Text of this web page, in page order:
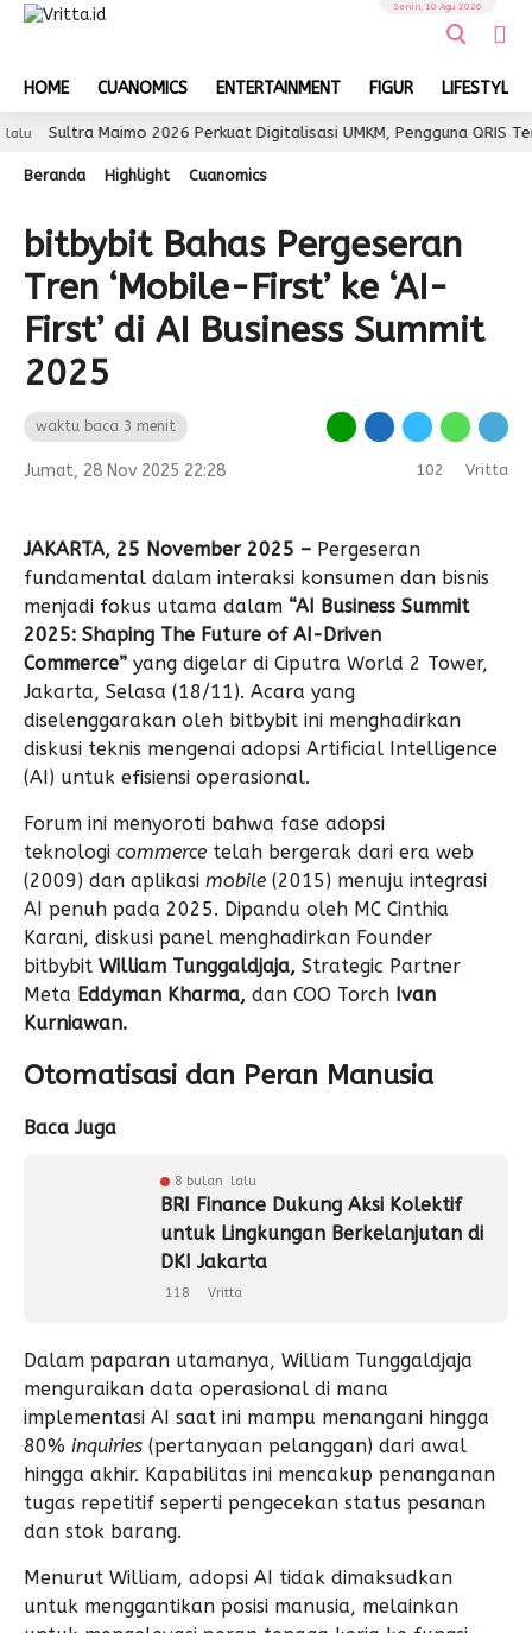
HOME CUANOMICS ENTERTAINMENT FIGUR LIFESTYLE
Senin, 10 Agu 2026
Maimo 2026 Perkuat Digitalisasi UMKM, Pengguna QRIS Tembus 350
Beranda Highlight Cuanomics
bitbybit Bahas Pergeseran
Tren ‘Mobile-First’ ke ‘AI-
First’ di AI Business Summit
2025
waktu baca 3 menit
Jumat, 28 Nov 2025 22:28 102 Vritta
JAKARTA, 25 November 2025 – Pergeseran
fundamental dalam interaksi konsumen dan bisnis
menjadi fokus utama dalam “AI Business Summit
2025: Shaping The Future of AI-Driven
Commerce” yang digelar di Ciputra World 2 Tower,
Jakarta, Selasa (18/11). Acara yang
diselenggarakan oleh bitbybit ini menghadirkan
diskusi teknis mengenai adopsi Artificial Intelligence
(AI) untuk efisiensi operasional.
Forum ini menyoroti bahwa fase adopsi
teknologi commerce telah bergerak dari era web
(2009) dan aplikasi mobile (2015) menuju integrasi
AI penuh pada 2025. Dipandu oleh MC Cinthia
Karani, diskusi panel menghadirkan Founder
bitbybit William Tunggaldjaja, Strategic Partner
Meta Eddyman Kharma, dan COO Torch Ivan
Kurniawan.
Otomatisasi dan Peran Manusia
Baca Juga
8 bulan lalu
BRI Finance Dukung Aksi Kolektif
untuk Lingkungan Berkelanjutan di
DKI Jakarta
118 Vritta
Dalam paparan utamanya, William Tunggaldjaja
menguraikan data operasional di mana
implementasi AI saat ini mampu menangani hingga
80% inquiries (pertanyaan pelanggan) dari awal
hingga akhir. Kapabilitas ini mencakup penanganan
tugas repetitif seperti pengecekan status pesanan
dan stok barang.
Menurut William, adopsi AI tidak dimaksudkan
untuk menggantikan posisi manusia, melainkan